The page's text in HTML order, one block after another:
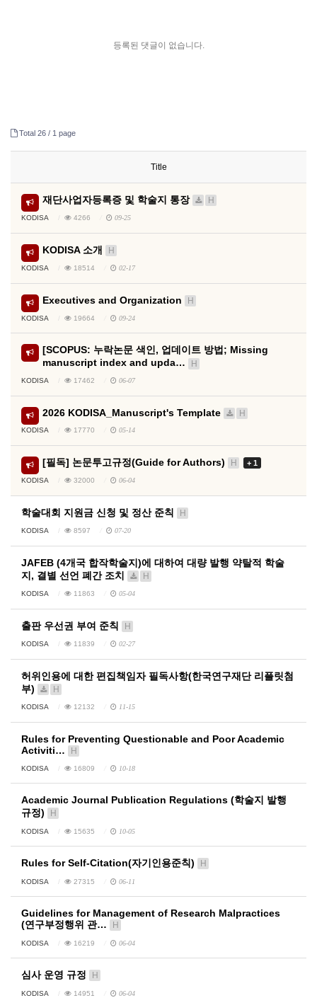
등록된 댓글이 없습니다.
Total 26 / 1 page
Title
재단사업자등록증 및 학술지 통장 H
KODISA 4266 09-25
KODISA 소개 H
KODISA 18514 02-17
Executives and Organization H
KODISA 19664 09-24
[SCOPUS: 누락논문 색인, 업데이트 방법; Missing
manuscript index and upda…
H
KODISA 17462 06-07
2026 KODISA_Manuscript's Template H
KODISA 17770 05-14
[필독] 논문투고규정(Guide for Authors) H + 1
KODISA 32000 06-04
학술대회 지원금 신청 및 정산 준칙 H
KODISA 8597 07-20
JAFEB (4개국 합작학술지)에 대하여 대량 발행 약탈적 학술
지, 결별 선언 폐간 조치
H
KODISA 11863 05-04
출판 우선권 부여 준칙 H
KODISA 11839 02-27
허위인용에 대한 편집책임자 필독사항(한국연구재단 리플릿첨
부)
H
KODISA 12132 11-15
Rules for Preventing Questionable and Poor Academic
Activiti…
H
KODISA 16809 10-18
Academic Journal Publication Regulations (학술지 발행
규정)
H
KODISA 15635 10-05
Rules for Self-Citation(자기인용준칙) H
KODISA 27315 06-11
Guidelines for Management of Research Malpractices
(연구부정행위 관…
H
KODISA 16219 06-04
심사 운영 규정 H
KODISA 14951 06-04